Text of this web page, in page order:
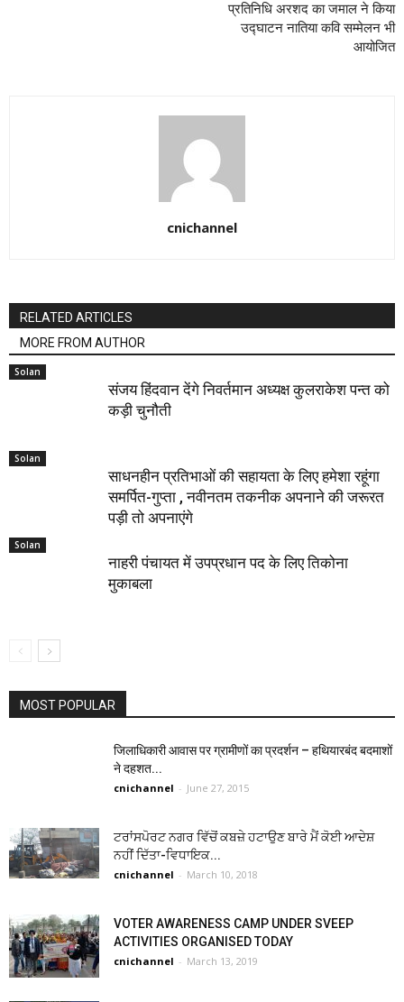
प्रतिनिधि अरशद का जमाल ने किया
उद्घाटन नातिया कवि सम्मेलन भी
आयोजित
cnichannel
RELATED ARTICLES
MORE FROM AUTHOR
Solan
संजय हिंदवान देंगे निवर्तमान अध्यक्ष कुलराकेश पन्त को
कड़ी चुनौती
Solan
साधनहीन प्रतिभाओं की सहायता के लिए हमेशा रहूंगा
समर्पित-गुप्ता , नवीनतम तकनीक अपनाने की जरूरत
पड़ी तो अपनाएंगे
Solan
नाहरी पंचायत में उपप्रधान पद के लिए तिकोना
मुकाबला
MOST POPULAR
जिलाधिकारी आवास पर ग्रामीणों का प्रदर्शन – हथियारबंद बदमाशों
ने दहशत...
cnichannel - June 27, 2015
ਟਰਾਂਸਪੋਰਟ ਨਗਰ ਵਿੱਚੋਂ ਕਬਜ਼ੇ ਹਟਾਉਣ ਬਾਰੇ ਮੈਂ ਕੋਈ ਆਦੇਸ਼
ਨਹੀਂ ਦਿੱਤਾ-ਵਿਧਾਇਕ...
cnichannel - March 10, 2018
VOTER AWARENESS CAMP UNDER SVEEP
ACTIVITIES ORGANISED TODAY
cnichannel - March 13, 2019